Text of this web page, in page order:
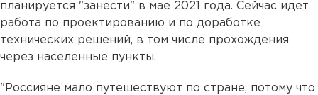
планируется "занести" в мае 2021 года. Сейчас идет
работа по проектированию и по доработке
технических решений, в том числе прохождения
через населенные пункты.
"Россияне мало путешествуют по стране, потому что